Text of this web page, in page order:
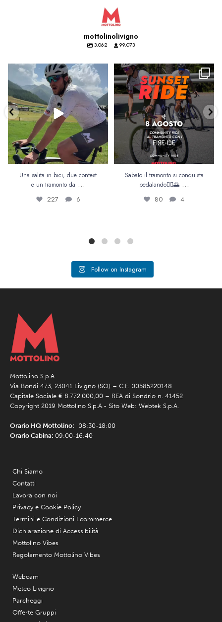
mottolinolivigno
3.062 99.073
Una salita in bici, due contest e un
tramonto da...
227 6
Una salita in bici, due contest
e un tramonto da ...
227 6
Sabato il tramonto si conquista
pedalando🚴‍♀️🌅...
80 4
Sabato il tramonto si conquista
pedalando🚴‍♀️🌅 ...
80 4
Follow on Instagram
Mottolino S.p.A.
Via Bondi 473, 23041 Livigno (SO) – C.F. 00585220148
Capitale Sociale € 8.772.000,00 – REA di Sondrio n. 41452
Copyright 2019 Mottolino S.p.A.- Sito Web: Webtek S.p.A.
Orario HQ Mottolino: 08:30-18:00
Orario Cabina: 09:00-16:40
Chi Siamo
Contatti
Lavora con noi
Privacy e Cookie Policy
Termini e Condizioni Ecommerce
Dichiarazione di Accessibilità
Mottolino Vibes
Regolamento Mottolino Vibes
Webcam
Meteo Livigno
Parcheggi
Offerte Gruppi